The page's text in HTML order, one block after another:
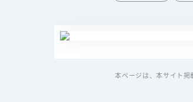
本ページは、本サイト